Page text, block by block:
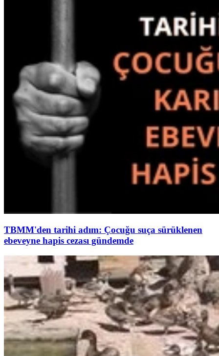
TBMM'den tarihi adım: Çocuğu suça sürüklenen
ebeveyne hapis cezası gündemde